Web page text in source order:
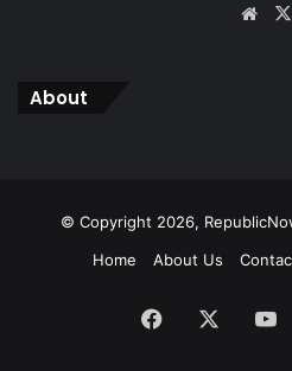
About
© Copyright 2026,
Home
About Us
Facebook